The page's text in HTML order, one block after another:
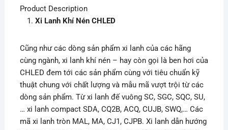
Product Description
Xi Lanh Khí Nén CHLED
Cũng như các dòng sản phẩm xi lanh của các hãng
cùng ngành, xi lanh khí nén – hay còn gọi là ben hơi của
CHLED đem tới các sản phẩm cùng với tiêu chuẩn kỹ
thuật chung với chất lượng và mẫu mã vượt trội từ các
dòng sản phẩm. Từ xi lanh đế vuông SC, SGC, SQC, SU,
… xi lanh compact SDA, CQ2B, ACQ, CUJB, SWQ,… Các
mã xi lanh tròn MAL, MA, CJ1, CJPB. Xi lanh dẫn hướng